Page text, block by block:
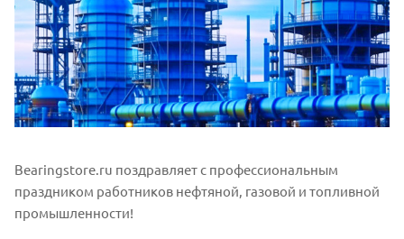
Bearingstore.ru поздравляет с профессиональным
праздником работников нефтяной, газовой и топливной
промышленности!